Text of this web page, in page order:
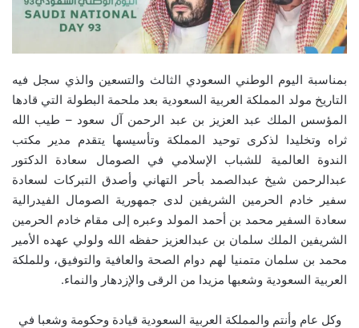
بمناسبة اليوم الوطني السعودي الثالث والتسعين والذي سجل فيه
التاريخ مولد المملكة العربية السعودية بعد ملحمة البطولة التي قادها
المؤسس الملك عبد العزيز بن عبد الرحمن آل سعود – طيب الله
ثراه وتخليدا لذكرى توحيد المملكة وتأسيسها يتقدم مدير مكتب
الندوة العالمية للشباب الإسلامي في الصومال سعادة الدكتور
عبدالرحمن شيخ عبدالصمد بأحر التهاني وأصدق التبركات لسعادة
سفير خادم الحرمين الشريفين لدى جمهورية الصومال الفيدرالية
سعادة السفير محمد بن أحمد المولد وعبره إلى مقام خادم الحرمين
الشريفين الملك سلمان بن عبدالعزيز حفظه الله ولولي عهده الأمير
محمد بن سلمان متمنيا لهم دوام الصحة والعافية والتوفيق، وللملكة
العربية السعودية وشعبها مزيدا من الرقى والإزدهار والنماء.
وكل عام وأنتم والمملكة العربية السعودية قيادة وحكومة وشعبا في